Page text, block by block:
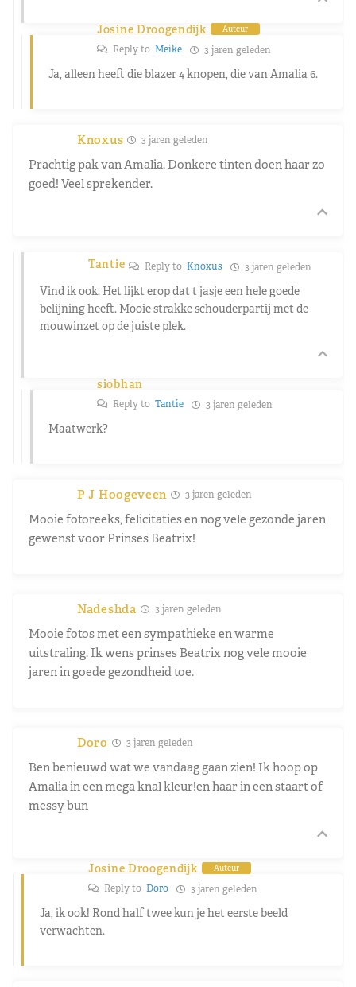
Josine Droogendijk Auteur
Reply to Meike 3 jaren geleden
Ja, alleen heeft die blazer 4 knopen, die van Amalia 6.
Knoxus 3 jaren geleden
Prachtig pak van Amalia. Donkere tinten doen haar zo
goed! Veel sprekender.
Tantie Reply toKnoxus 3 jaren geleden
Vind ik ook. Het lijkt erop dat t jasje een hele goede
belijning heeft. Mooie strakke schouderpartij met de
mouwinzet op de juiste plek.
siobhan
Reply to Tantie 3 jaren geleden
Maatwerk?
P J Hoogeveen 3 jaren geleden
Mooie fotoreeks, felicitaties en nog vele gezonde jaren
gewenst voor Prinses Beatrix!
Nadeshda 3 jaren geleden
Mooie fotos met een sympathieke en warme
uitstraling. Ik wens prinses Beatrix nog vele mooie
jaren in goede gezondheid toe.
Doro 3 jaren geleden
Ben benieuwd wat we vandaag gaan zien! Ik hoop op
Amalia in een mega knal kleur!en haar in een staart of
messy bun
Josine Droogendijk Auteur
Reply to Doro 3 jaren geleden
Ja, ik ook! Rond half twee kun je het eerste beeld
verwachten.